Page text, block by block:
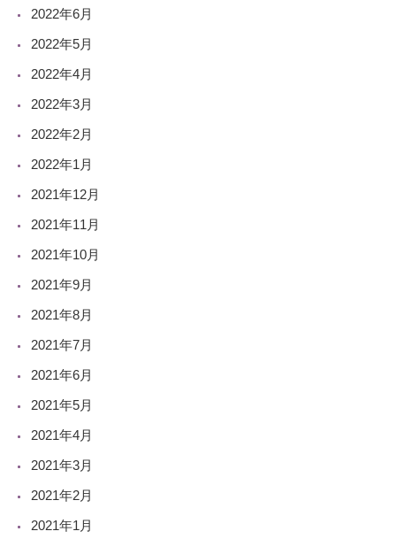
2022年6月
2022年5月
2022年4月
2022年3月
2022年2月
2022年1月
2021年12月
2021年11月
2021年10月
2021年9月
2021年8月
2021年7月
2021年6月
2021年5月
2021年4月
2021年3月
2021年2月
2021年1月